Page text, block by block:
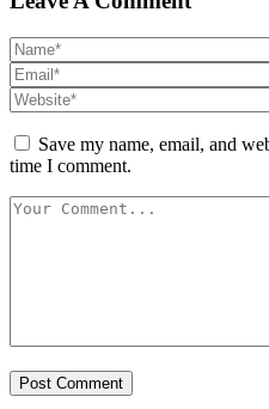
Save my name, email, and
time I comment.